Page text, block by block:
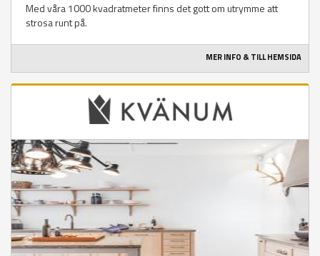
Med våra 1000 kvadratmeter finns det gott om utrymme att
strosa runt på.
MER INFO & TILL HEMSIDA